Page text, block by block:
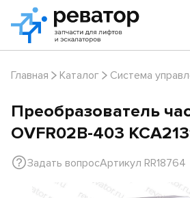
Главная Каталог Система
Преобразователь
OVFR02B-403
Задать вопросАртикул RR18764